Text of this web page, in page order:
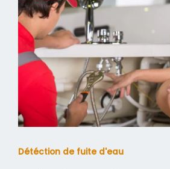
Détéction de fuite d'eau